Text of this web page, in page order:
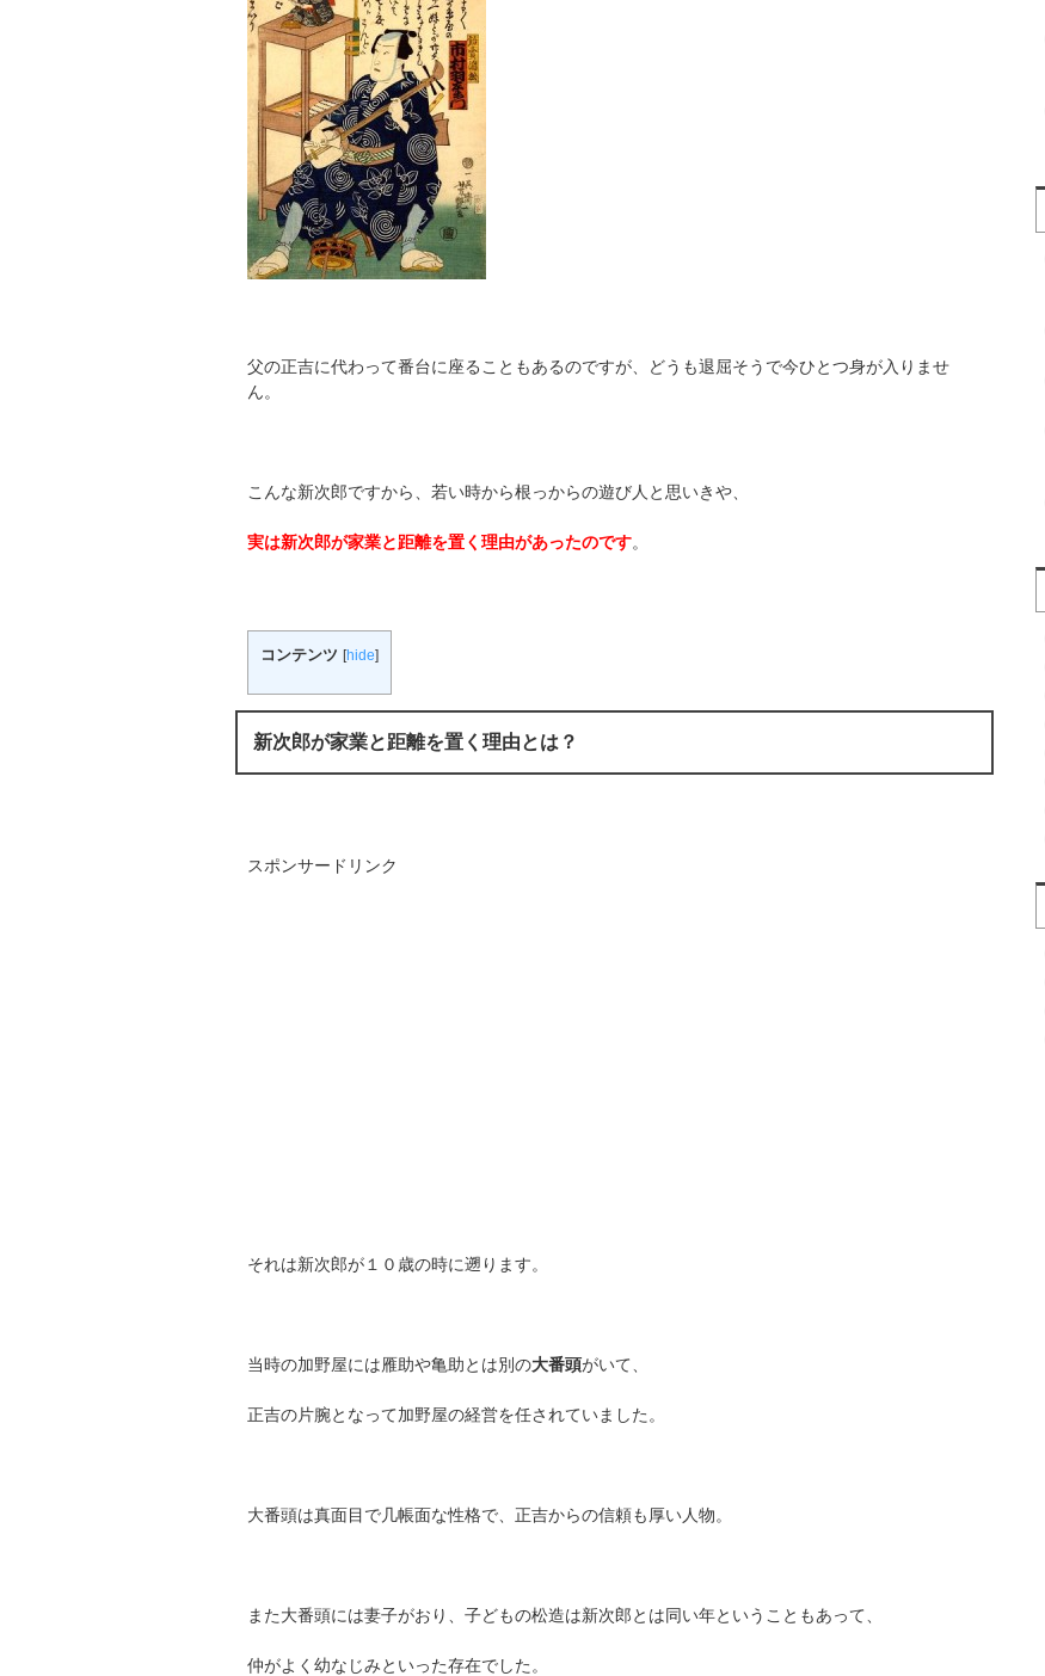
父の正吉に代わって番台に座ることもあるのですが、どうも退屈そうで今ひとつ身が入りませ
ん。
こんな新次郎ですから、若い時から根っからの遊び人と思いきや、
実は新次郎が家業と距離を置く理由があったのです。
コンテンツ [hide]
新次郎が家業と距離を置く理由とは？
スポンサードリンク
それは新次郎が１０歳の時に遡ります。
当時の加野屋には雁助や亀助とは別の大番頭がいて、
正吉の片腕となって加野屋の経営を任されていました。
大番頭は真面目で几帳面な性格で、正吉からの信頼も厚い人物。
また大番頭には妻子がおり、子どもの松造は新次郎とは同い年ということもあって、
仲がよく幼なじみといった存在でした。